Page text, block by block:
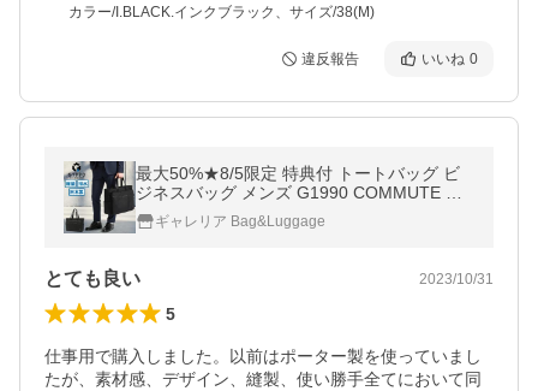
カラー/I.BLACK.インクブラック、サイズ/38(M)
違反報告 いいね 0
最大50%★8/5限定 特典付 トートバッグ ビ
ジネスバッグ メンズ G1990 COMMUTE コ
ミュート BUSINESS TOTE BAG 軽量 撥水
防水 A4 B4 50代 40代 B01001-02
ギャレリア Bag&Luggage
とても良い 2023/10/31
5
仕事用で購入しました。以前はポーター製を使っていまし
たが、素材感、デザイン、縫製、使い勝手全てにおいて同